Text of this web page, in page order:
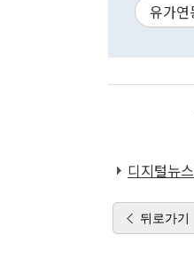
유가연
디지털뉴
뒤로가기